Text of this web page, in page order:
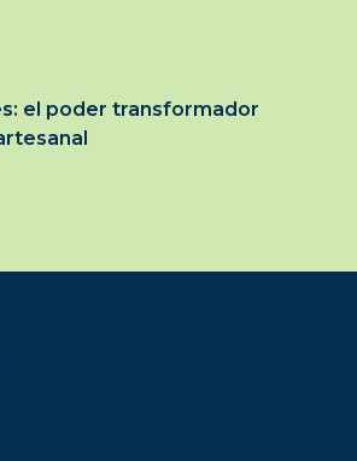
el poder transformador